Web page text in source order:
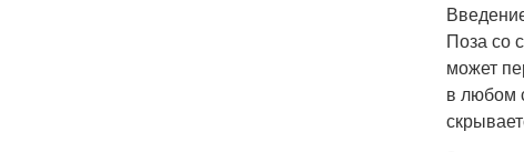
Поза со
может
в любом